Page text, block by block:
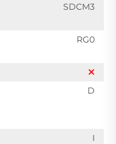
SDCM3
RG0
D
I